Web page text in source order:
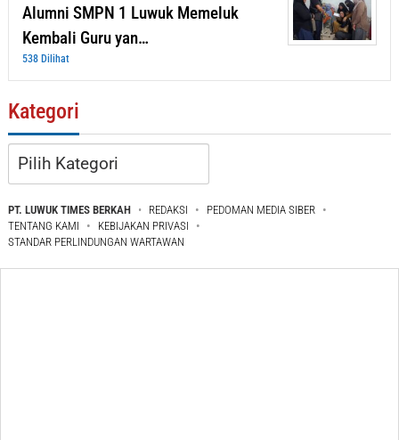
Alumni SMPN 1 Luwuk Memeluk
Kembali Guru yan…
538 Dilihat
Kategori
Kategori
PT. LUWUK TIMES BERKAH REDAKSI
PEDOMAN MEDIA SIBER
TENTANG KAMI
KEBIJAKAN PRIVASI
STANDAR PERLINDUNGAN WARTAWAN